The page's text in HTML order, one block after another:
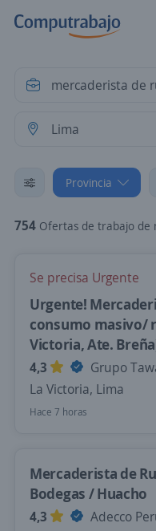
Provincia
754 Ofertas de trabajo de
Se precisa Urgente
Urgente!
consumo masivo/
Victoria, Ate.
4,3
Grupo
La Victoria, Lima
Hace 7 horas
Mercaderista de
Bodegas / Huacho
4,3
Adecco